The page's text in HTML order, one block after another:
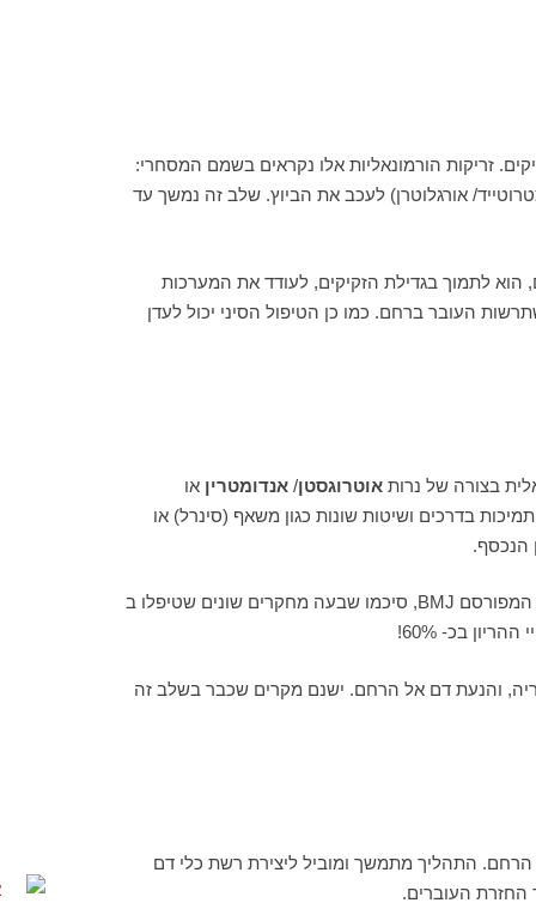
זריקות הורמונאליות אלו נקראים בשמם המסחרי:
אורגלוטרן) לעכב את הביוץ. שלב זה נמשך עד
הוא לתמוך בגדילת הזקיקים, לעודד את המערכות
העובר ברחם. כמו כן הטיפול הסיני יכול לעדן
בצורה של נרות אוטרוגסטן/ אנדומטרין או
בדרכים ושיטות שונות כגון משאף (סינרל) או
הנכסף.
בשנים האחרונות פורסמו מספר מחקרים התומכים בשילוב דיקור סיני במהלך טיפולי פוריות. בסקירה מפורטת משנת 2008 בעיתון המפורסם BMJ, סיכמו שבעה מחקרים שונים שטיפלו ב
והנעת דם אל הרחם. ישנם מקרים שכבר בשלב זה
התהליך מתמשך ומוביל ליצירת רשת כלי דם
העוברים.